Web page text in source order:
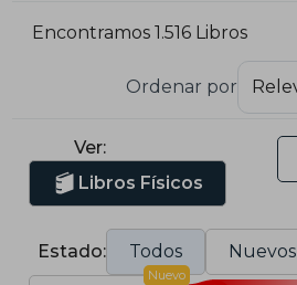
Encontramos 1.516 Libros
Ordenar por
Ver:
Libros Físicos
Estado: Todos Nuevos
Nuevo